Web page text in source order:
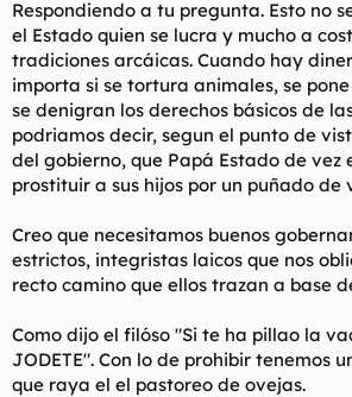
Respondiendo a tu pregunta. Esto no
el Estado quien se lucra y mucho a
tradiciones arcáicas. Cuando hay
importa si se tortura animales, se
se denigran los derechos básicos de
podriamos decir, segun el punto de
del gobierno, que Papá Estado de vez
prostituir a sus hijos por un puñado de
Creo que necesitamos buenos
estrictos, integristas laicos que nos
recto camino que ellos trazan a base
Como dijo el filóso "Si te ha pillao la
JODETE". Con lo de prohibir tenemos
que raya el el pastoreo de ovejas.